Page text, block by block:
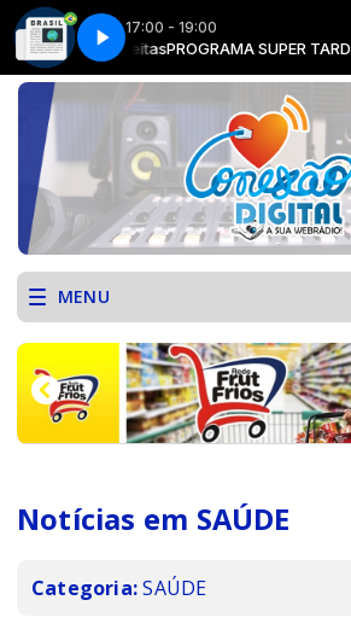
17:00 - 19:00
André Freitas PROGRAMA SUPER TARDE com
Jornal repórter Brasil - Parte 1
MENU
Notícias em SAÚDE
Categoria:SAÚDE